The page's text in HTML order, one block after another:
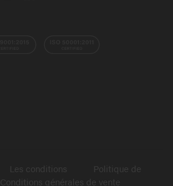
Les conditions
Politique de
Conditions générales de vente